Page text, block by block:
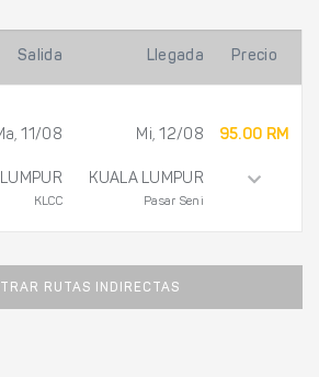
Salida Llegada Precio
11/08
KLCC
Mi, 12/08
KUALA LUMPUR
Pasar Seni
95.00 RM
RUTAS INDIRECTAS